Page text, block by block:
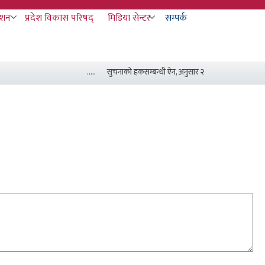
प्रदेश विकास परिषद् मिडिया सेन्टर सम्पर्क
..... सुचनाको हकसम्बन्धी ऐन, अनुसार २०८३ असार मसान्त